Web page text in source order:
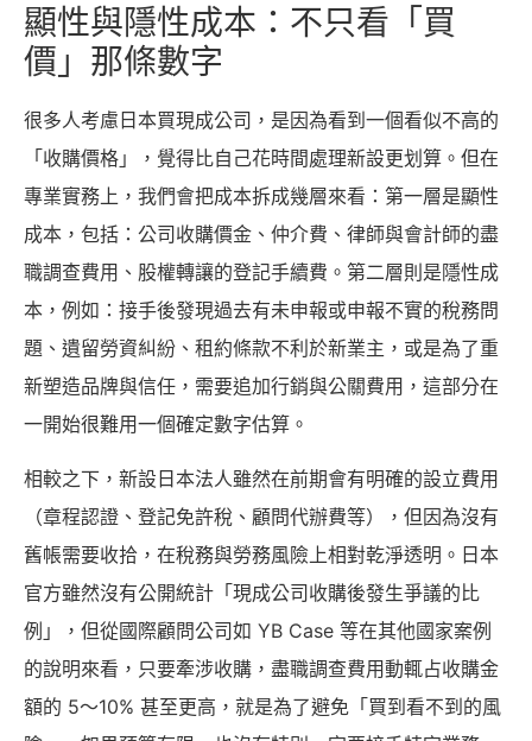
顯性與隱性成本：不只看「買
價」那條數字
很多人考慮日本買現成公司，是因為看到一個看似不高的
「收購價格」，覺得比自己花時間處理新設更划算。但在
專業實務上，我們會把成本拆成幾層來看：第一層是顯性
成本，包括：公司收購價金、仲介費、律師與會計師的盡
職調查費用、股權轉讓的登記手續費。第二層則是隱性成
本，例如：接手後發現過去有未申報或申報不實的稅務問
題、遺留勞資糾紛、租約條款不利於新業主，或是為了重
新塑造品牌與信任，需要追加行銷與公關費用，這部分在
一開始很難用一個確定數字估算。
相較之下，新設日本法人雖然在前期會有明確的設立費用
（章程認證、登記免許稅、顧問代辦費等），但因為沒有
舊帳需要收拾，在稅務與勞務風險上相對乾淨透明。日本
官方雖然沒有公開統計「現成公司收購後發生爭議的比
例」，但從國際顧問公司如 YB Case 等在其他國家案例
的說明來看，只要牽涉收購，盡職調查費用動輒占收購金
額的 5～10% 甚至更高，就是為了避免「買到看不到的風